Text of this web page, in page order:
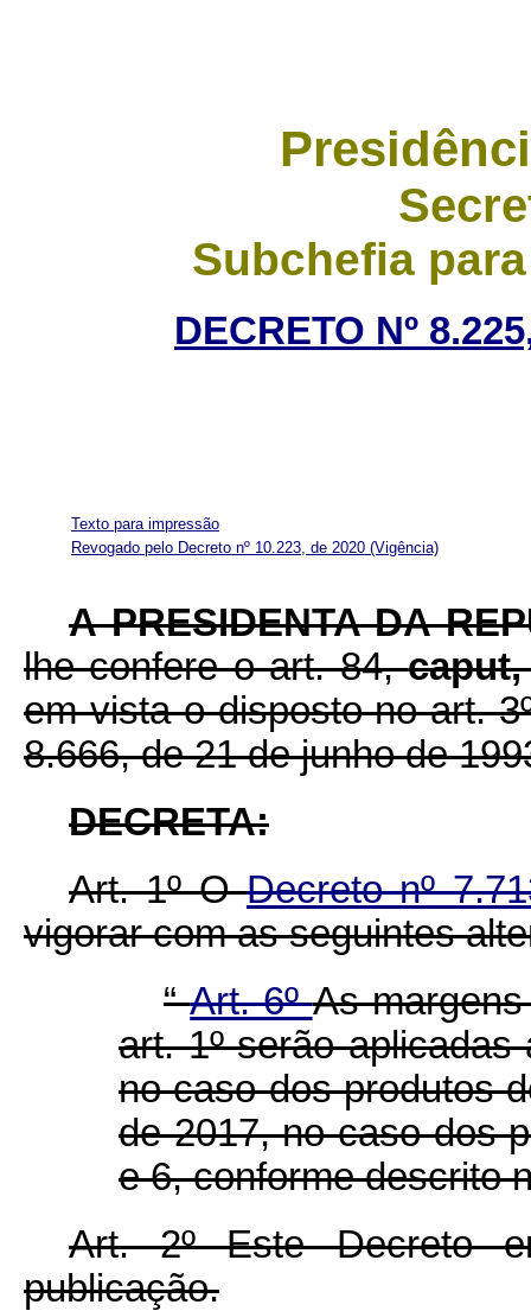
Subchefia
DECRETO Nº
Texto para impressão
Revogado pelo Decreto nº 10.223, de 2020 (Vigência)
A PRESIDENTA DA
lhe confere o art. 84,
em vista o disposto no art.
8.666, de 21 de junho de
DECRETA:
Art. 1º ODecreto nº
vigorar com as seguintes
“Art. 6ºAs
art. 1º serão
no caso dos produtos
de 2017, no caso dos
e 6, conforme descrito
Art. 2º Este Decreto
publicação.